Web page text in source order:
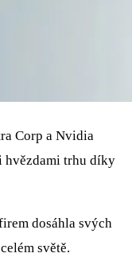
Corp a Nvidia
hvězdami trhu díky
dosáhla svých
světě.